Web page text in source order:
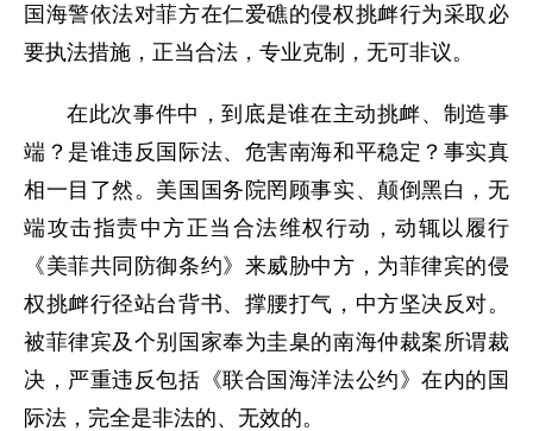
国海警依法对菲方在仁爱礁的侵权挑衅行为采取必
要执法措施，正当合法，专业克制，无可非议。
在此次事件中，到底是谁在主动挑衅、制造事
端？是谁违反国际法、危害南海和平稳定？事实真
相一目了然。美国国务院罔顾事实、颠倒黑白，无
端攻击指责中方正当合法维权行动，动辄以履行
《美菲共同防御条约》来威胁中方，为菲律宾的侵
权挑衅行径站台背书、撑腰打气，中方坚决反对。
被菲律宾及个别国家奉为圭臬的南海仲裁案所谓裁
决，严重违反包括《联合国海洋法公约》在内的国
际法，完全是非法的、无效的。